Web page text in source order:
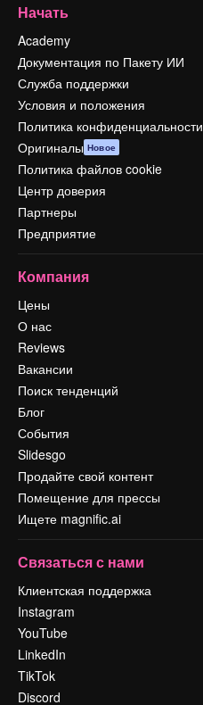
Начать
Academy
Документация по Пакету ИИ
Служба поддержки
Условия и положения
Политика конфиденциальности
Оригиналы Новое
Политика файлов cookie
Центр доверия
Партнеры
Предприятие
Компания
Цены
О нас
Reviews
Вакансии
Поиск тенденций
Блог
События
Slidesgo
Продайте свой контент
Помещение для прессы
Ищете magnific.ai
Связаться с нами
Клиентская поддержка
Instagram
YouTube
LinkedIn
TikTok
Discord